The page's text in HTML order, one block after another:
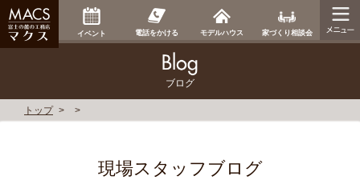
イベント 電話をかける モデルハウス 家づくり相談会
ブログ
トップ
現場スタッフブログ